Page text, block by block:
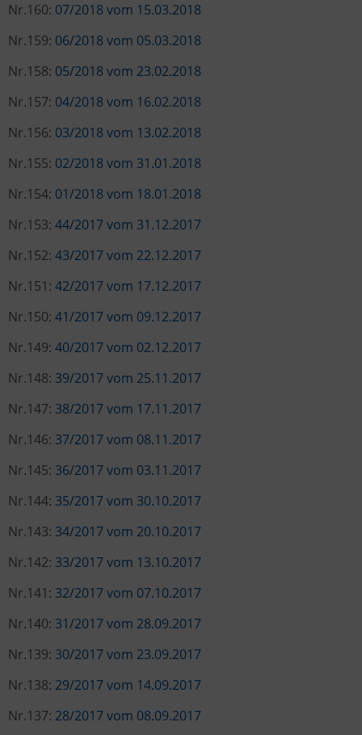
Nr.160: 07/2018 vom 15.03.2018
Nr.159: 06/2018 vom 05.03.2018
Nr.158: 05/2018 vom 23.02.2018
Nr.157: 04/2018 vom 16.02.2018
Nr.156: 03/2018 vom 13.02.2018
Nr.155: 02/2018 vom 31.01.2018
Nr.154: 01/2018 vom 18.01.2018
Nr.153: 44/2017 vom 31.12.2017
Nr.152: 43/2017 vom 22.12.2017
Nr.151: 42/2017 vom 17.12.2017
Nr.150: 41/2017 vom 09.12.2017
Nr.149: 40/2017 vom 02.12.2017
Nr.148: 39/2017 vom 25.11.2017
Nr.147: 38/2017 vom 17.11.2017
Nr.146: 37/2017 vom 08.11.2017
Nr.145: 36/2017 vom 03.11.2017
Nr.144: 35/2017 vom 30.10.2017
Nr.143: 34/2017 vom 20.10.2017
Nr.142: 33/2017 vom 13.10.2017
Nr.141: 32/2017 vom 07.10.2017
Nr.140: 31/2017 vom 28.09.2017
Nr.139: 30/2017 vom 23.09.2017
Nr.138: 29/2017 vom 14.09.2017
Nr.137: 28/2017 vom 08.09.2017